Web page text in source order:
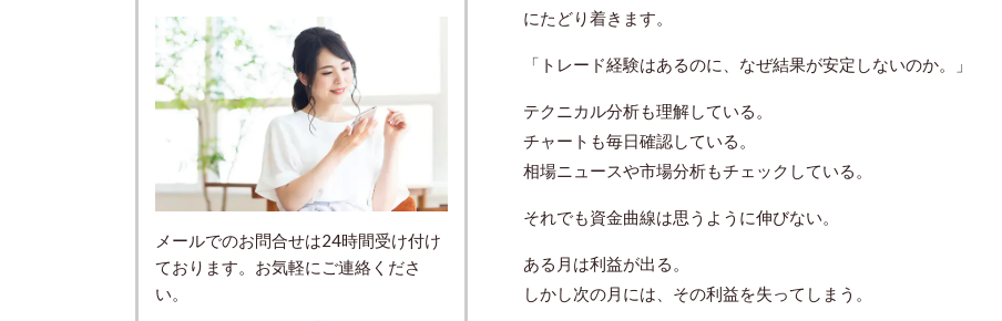
にたどり着きます。
「トレード経験はあるのに、なぜ結果が安定しないのか。」
テクニカル分析も理解している。
チャートも毎日確認している。
相場ニュースや市場分析もチェックしている。
それでも資金曲線は思うように伸びない。
ある月は利益が出る。
しかし次の月には、その利益を失ってしまう。
メールでのお問合せは24時間受け付け
ております。お気軽にご連絡くださ
い。